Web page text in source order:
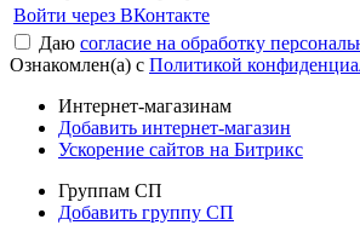
Войти через ВКонтакте
Даю согласие на обработку
Ознакомлен(а) с Политикой
Интернет-магазинам
Добавить интернет-магазин
Ускорение сайтов на Битрикс
Группам СП
Добавить группу СП